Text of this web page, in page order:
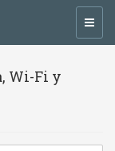
Wi-Fi y